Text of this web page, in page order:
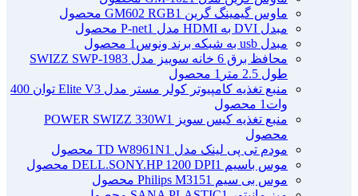
ماوس گیمینگ گرین GM602 RGB 1 محصول
مبدل DVI به HDMI مدل P-net
1 محصول
مبدل usb به شبکه برند ونوس
1 محصول
محافظ برق 6 خانه سوییز مدل SWIZZ SWP-1983
طول 2.5 متر
1 محصول
منبع تغذیه کامپیوتر کولر مستر مدل Elite V3 توان 400
وات 1 محصول
منبع تغذیه کیس سویز POWER SWIZZ 330W
1
محصول
مودم تی پی لینک مدل TD W8961N 1 محصول
موس باسیم DELL.SONY.HP 1200 DPI 1 محصول
موس بی سیم Philips M315 1 محصول